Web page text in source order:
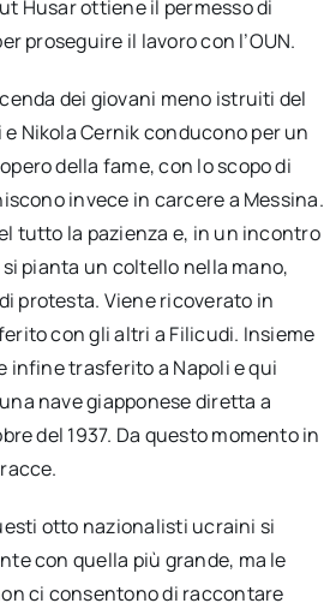
Husar ottiene il permesso di
proseguire il lavoro con l’OUN.
dei giovani meno istruiti del
Nikola Cernik conducono per un
della fame, con lo scopo di
invece in carcere a Messina.
tutto la pazienza e, in un incontro
pianta un coltello nella mano,
protesta. Viene ricoverato in
con gli altri a Filicudi. Insieme
infine trasferito a Napoli e qui
nave giapponese diretta a
del 1937. Da questo momento in
otto nazionalisti ucraini si
con quella più grande, ma le
ci consentono di raccontare